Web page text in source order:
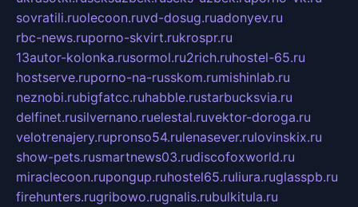
sovratili.ruolecoon.ruvd-dosug.ruadonyev.ru
rbc-news.ruporno-skvirt.rukrospr.ru
13autor-kolonka.rusormol.ru2rich.ruhostel-65.ru
hostserve.ruporno-na-russkom.rumishinlab.ru
neznobi.rubigfatcc.ruhabble.rustarbucksvia.ru
delfinet.rusilvernano.ruelestal.ruvektor-doroga.ru
velotrenajery.rupronso54.rulenasever.rulovinskix.ru
show-pets.rusmartnews03.rudiscofoxworld.ru
miraclecoon.rupongup.ruhostel65.ruliura.ruglasspb.ru
firehunters.rugribowo.rugnalis.rubulkitula.ru